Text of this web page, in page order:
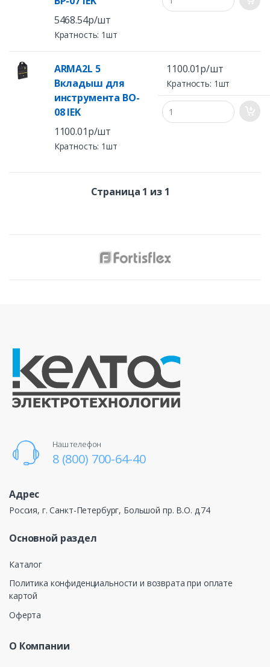
5468.54р/шт
Кратность: 1шт
ARMA2L 5
Вкладыш для
инструмента BO-
08 IEK
1100.01р/шт
Кратность: 1шт
1100.01р/шт
Кратность: 1шт
Страница 1 из 1
Наш телефон
8 (800) 700-64-40
Адрес
Россия, г. Санкт-Петербург, Большой пр. В.О. д.74
Основной раздел
Каталог
Политика конфиденциальности и возврата при оплате
картой
Оферта
О Компании